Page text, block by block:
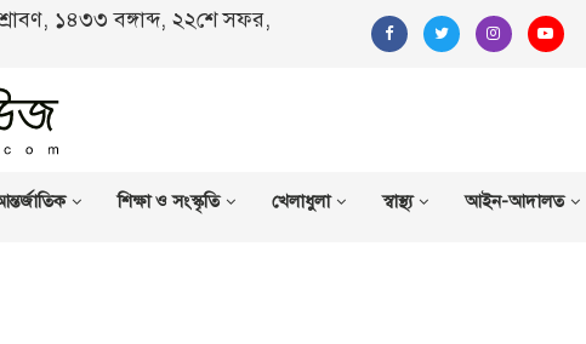
১৪৩৩ বঙ্গাব্দ, ২২শে সফর,
শিক্ষা ও সংস্কৃতি খেলাধুলা স্বাস্থ্য আইন-আদালত